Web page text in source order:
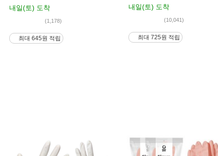
내일(토) 도착
(1,178)
최대 645원 적립
내일(토) 도착
(10,041)
최대 725원 적립